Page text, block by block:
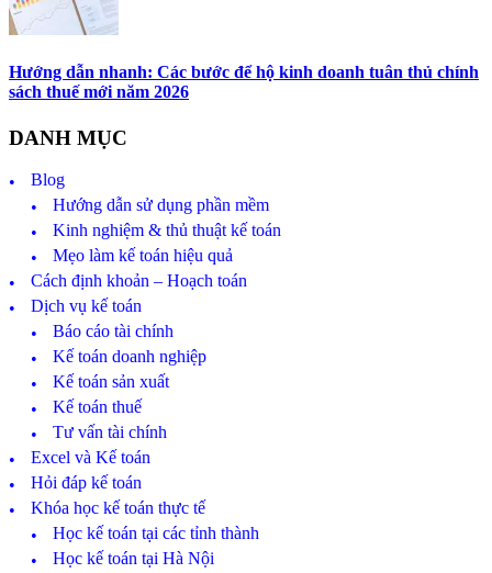
Hướng dẫn nhanh: Các bước để hộ kinh doanh tuân thủ chính
sách thuế mới năm 2026
DANH MỤC
Blog
Hướng dẫn sử dụng phần mềm
Kinh nghiệm & thủ thuật kế toán
Mẹo làm kế toán hiệu quả
Cách định khoản – Hoạch toán
Dịch vụ kế toán
Báo cáo tài chính
Kế toán doanh nghiệp
Kế toán sản xuất
Kế toán thuế
Tư vấn tài chính
Excel và Kế toán
Hỏi đáp kế toán
Khóa học kế toán thực tế
Học kế toán tại các tỉnh thành
Học kế toán tại Hà Nội